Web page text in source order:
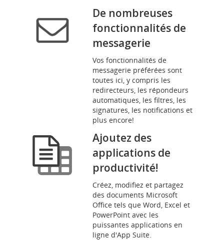
De nombreuses
fonctionnalités de
messagerie
Vos fonctionnalités de
messagerie préférées sont
toutes ici, y compris les
redirecteurs, les répondeurs
automatiques, les filtres, les
signatures, les notifications et
plus encore!
Ajoutez des
applications de
productivité!
Créez, modifiez et partagez
des documents Microsoft
Office tels que Word, Excel et
PowerPoint avec les
puissantes applications en
ligne d'App Suite.